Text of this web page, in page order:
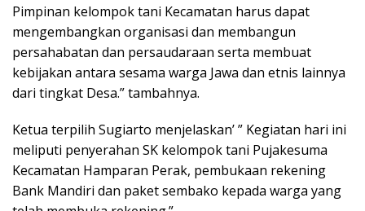
Pimpinan kelompok tani Kecamatan harus dapat
mengembangkan organisasi dan membangun
persahabatan dan persaudaraan serta membuat
kebijakan antara sesama warga Jawa dan etnis lainnya
dari tingkat Desa.” tambahnya.
Ketua terpilih Sugiarto menjelaskan’ ” Kegiatan hari ini
meliputi penyerahan SK kelompok tani Pujakesuma
Kecamatan Hamparan Perak, pembukaan rekening
Bank Mandiri dan paket sembako kepada warga yang